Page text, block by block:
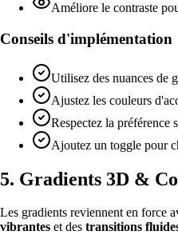
Améliore le contraste
Conseils d'implémentation
Utilisez des nuances de
Ajustez les couleurs
Respectez la préférence
Ajoutez un toggle pour
5. Gradients 3D &
Les gradients reviennent en force
vibrantes et des transitions